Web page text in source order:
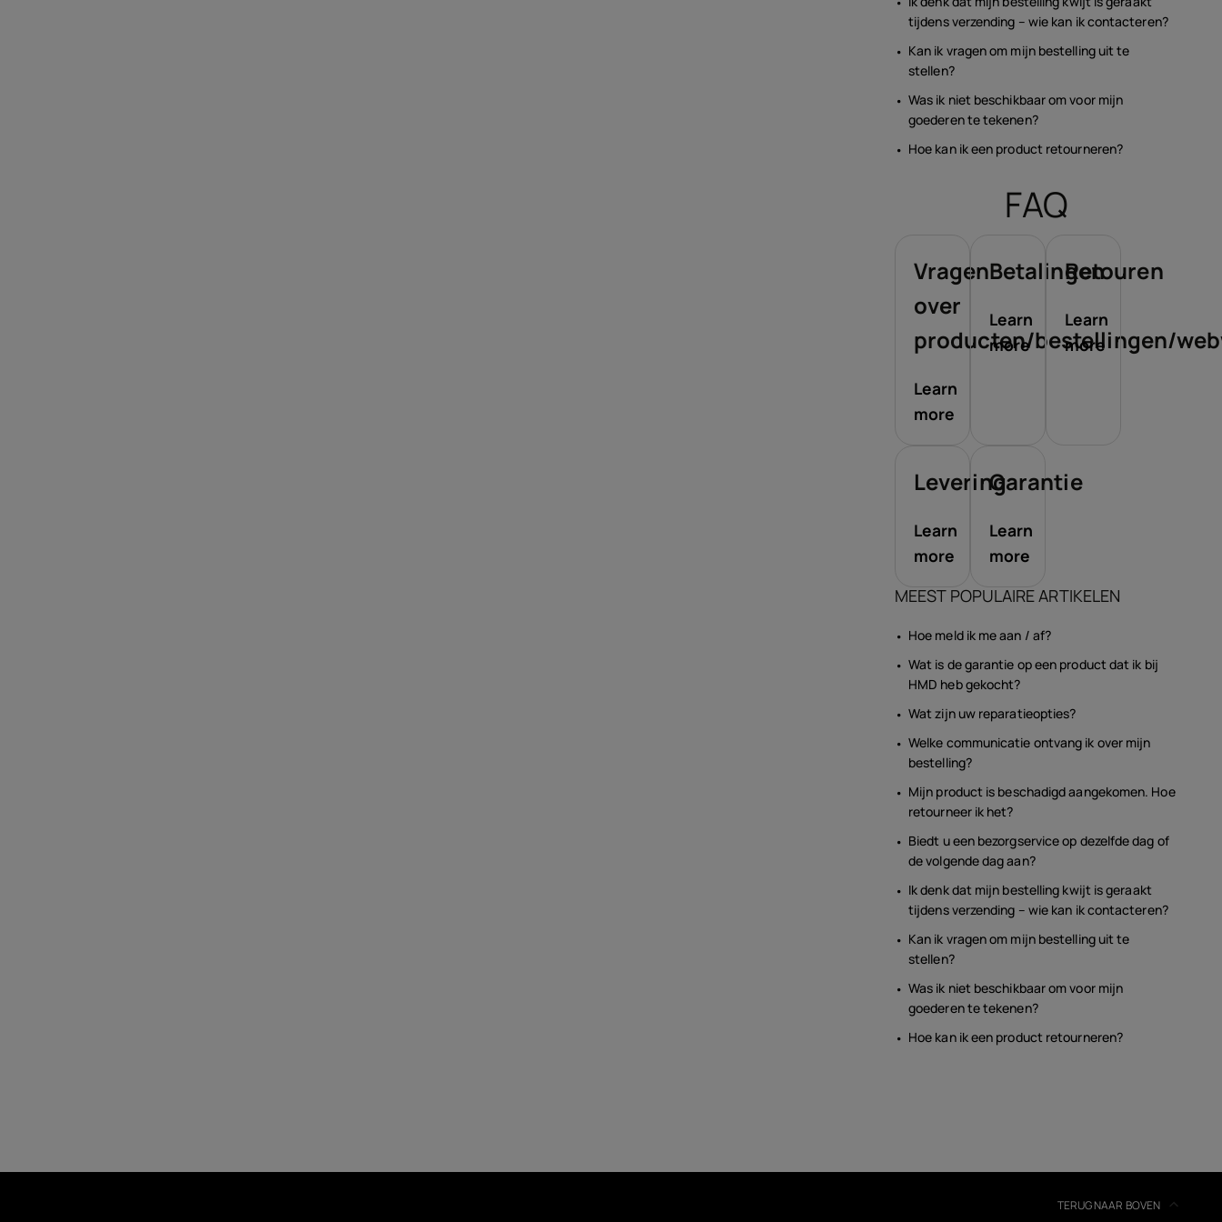
tijdens verzending – wie kan ik contacteren?
Kan ik vragen om mijn bestelling uit te
stellen?
Was ik niet beschikbaar om voor mijn
goederen te tekenen?
Hoe kan ik een product retourneren?
FAQ
Vragen
over
producten/bestellingen/
Learn
more
Betalingen
Learn
more
Retouren
Learn
more
Levering
Learn
more
Garantie
Learn
more
MEEST POPULAIRE ARTIKELEN
Hoe meld ik me aan / af?
Wat is de garantie op een product dat ik bij
HMD heb gekocht?
Wat zijn uw reparatieopties?
Welke communicatie ontvang ik over mijn
bestelling?
Mijn product is beschadigd aangekomen. Hoe
retourneer ik het?
Biedt u een bezorgservice op dezelfde dag of
de volgende dag aan?
Ik denk dat mijn bestelling kwijt is geraakt
tijdens verzending – wie kan ik contacteren?
Kan ik vragen om mijn bestelling uit te
stellen?
Was ik niet beschikbaar om voor mijn
goederen te tekenen?
Hoe kan ik een product retourneren?
TERUG NAAR BOVEN